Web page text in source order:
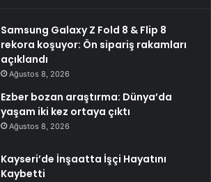
Samsung Galaxy Z Fold 8 & Flip 8
rekora koşuyor: Ön sipariş rakamları
açıklandı
Ağustos 8, 2026
Ezber bozan araştırma: Dünya’da
yaşam iki kez ortaya çıktı
Ağustos 8, 2026
Kayseri’de İnşaatta İşçi Hayatını
Kaybetti